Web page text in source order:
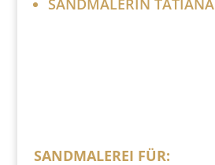
SANDMALEREI FÜR: